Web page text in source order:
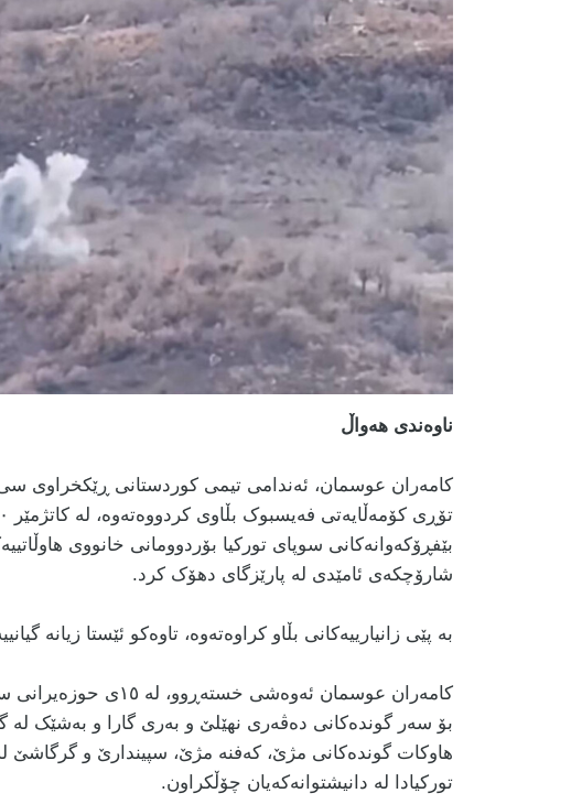
ناوەندی هەواڵ
کامەران عوسمان، ئەندامی تیمی کوردستانی ڕێکخراوی
بێفڕۆکەوانەکانی سوپای تورکیا بۆردوومانی خانووی
شارۆچکەی ئامێدی لە پارێزگای دهۆک کرد.
بە پێی زانیارییەکانی بڵاو کراوەتەوە، تاوەکو ئێستا زیانە
کامەران عوسمان ئەوەشی
بۆ سەر گوندەکانی دەڤەری نهێلێ و بەری گارا و بەشێک لە
هاوکات گوندەکانی مژێ، کەفنە مژێ، سپیندارێ و گرگاشێ
تورکیادا لە دانیشتوانەکەیان چۆڵکراون.